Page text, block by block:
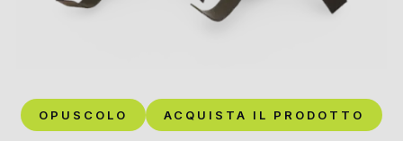
OPUSCOLO ACQUISTA IL PRODOTTO